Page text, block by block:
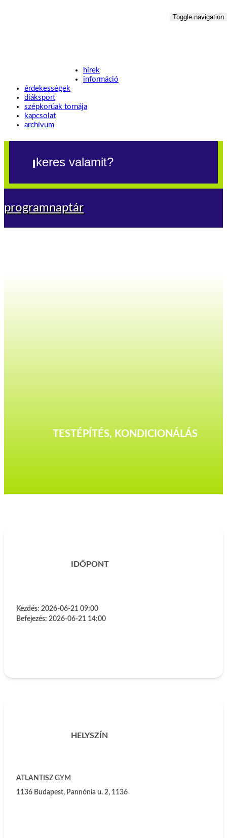
Toggle navigation
hírek
információ
érdekességek
diáksport
szépkorúak tornája
kapcsolat
archívum
programnaptár
TESTÉPÍTÉS, KONDICIONÁLÁS
IDŐPONT
Kezdés: 2026-06-21 09:00
Befejezés: 2026-06-21 14:00
HELYSZÍN
ATLANTISZ GYM
1136 Budapest, Pannónia u. 2, 1136